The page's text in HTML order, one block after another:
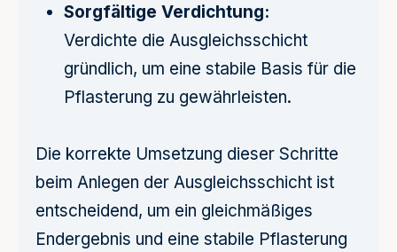
Sorgfältige Verdichtung:
Verdichte die Ausgleichsschicht
gründlich, um eine stabile Basis für die
Pflasterung zu gewährleisten.
Die korrekte Umsetzung dieser Schritte
beim Anlegen der Ausgleichsschicht ist
entscheidend, um ein gleichmäßiges
Endergebnis und eine stabile Pflasterung